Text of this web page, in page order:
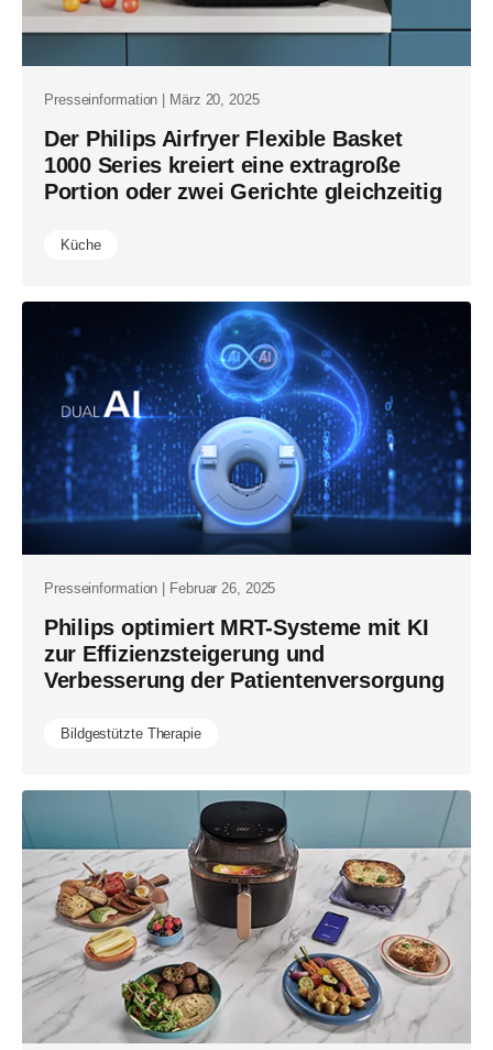
Presseinformation | März 20, 2025
Der Philips Airfryer Flexible Basket
1000 Series kreiert eine extragroße
Portion oder zwei Gerichte gleichzeitig
Küche
Presseinformation | Februar 26, 2025
Philips optimiert MRT-Systeme mit KI
zur Effizienzsteigerung und
Verbesserung der Patientenversorgung
Bildgestützte Therapie